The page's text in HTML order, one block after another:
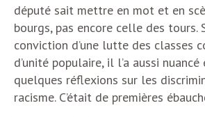
député sait mettre en mot et en
bourgs, pas encore celle des tours.
conviction d’une lutte des classes
d’unité populaire, il l’a aussi
quelques réflexions sur les
racisme. C’était de premières